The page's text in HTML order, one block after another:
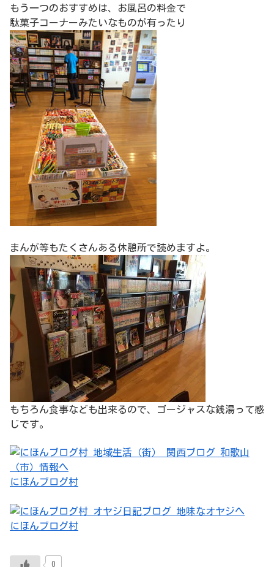
もう一つのおすすめは、お風呂の料金で
駄菓子コーナーみたいなものが有ったり
まんが等もたくさんある休憩所で読めますよ。
もちろん食事なども出来るので、ゴージャスな銭湯って感
じです。
にほんブログ村
にほんブログ村
0